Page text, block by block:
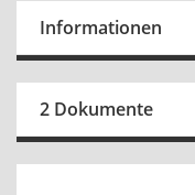
Informationen
2 Dokumente